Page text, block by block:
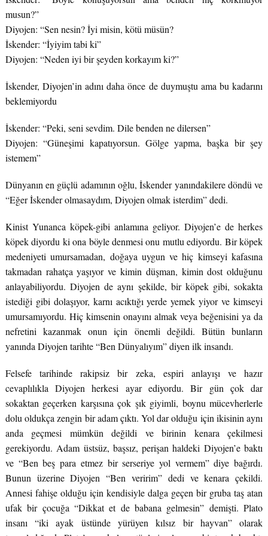
musun?”
Diyojen: “Sen nesin? İyi misin, kötü müsün?
İskender: “İyiyim tabi ki”
Diyojen: “Neden iyi bir şeyden korkayım ki?”
İskender, Diyojen’in adını daha önce de duymuştu ama bu kadarını
beklemiyordu
İskender: “Peki, seni sevdim. Dile benden ne dilersen”
Diyojen: “Güneşimi kapatıyorsun. Gölge yapma, başka bir şey
istemem”
Dünyanın en güçlü adamının oğlu, İskender yanındakilere döndü ve
“Eğer İskender olmasaydım, Diyojen olmak isterdim” dedi.
Kinist Yunanca köpek-gibi anlamına geliyor. Diyojen’e de herkes
köpek diyordu ki ona böyle denmesi onu mutlu ediyordu. Bir köpek
medeniyeti umursamadan, doğaya uygun ve hiç kimseyi kafasına
takmadan rahatça yaşıyor ve kimin düşman, kimin dost olduğunu
anlayabiliyordu. Diyojen de aynı şekilde, bir köpek gibi, sokakta
istediği gibi dolaşıyor, karnı acıktığı yerde yemek yiyor ve kimseyi
umursamıyordu. Hiç kimsenin onayını almak veya beğenisini ya da
nefretini kazanmak onun için önemli değildi. Bütün bunların
yanında Diyojen tarihte “Ben Dünyalıyım” diyen ilk insandı.
Felsefe tarihinde rakipsiz bir zeka, espiri anlayışı ve hazır
cevaplılıkla Diyojen herkesi ayar ediyordu. Bir gün çok dar
sokaktan geçerken karşısına çok şık giyimli, boynu mücevherlerle
dolu oldukça zengin bir adam çıktı. Yol dar olduğu için ikisinin aynı
anda geçmesi mümkün değildi ve birinin kenara çekilmesi
gerekiyordu. Adam üstsüz, başsız, perişan haldeki Diyojen’e baktı
ve “Ben beş para etmez bir serseriye yol vermem” diye bağırdı.
Bunun üzerine Diyojen “Ben veririm” dedi ve kenara çekildi.
Annesi fahişe olduğu için kendisiyle dalga geçen bir gruba taş atan
ufak bir çocuğa “Dikkat et de babana gelmesin” demişti. Plato
insanı “iki ayak üstünde yürüyen kılsız bir hayvan” olarak